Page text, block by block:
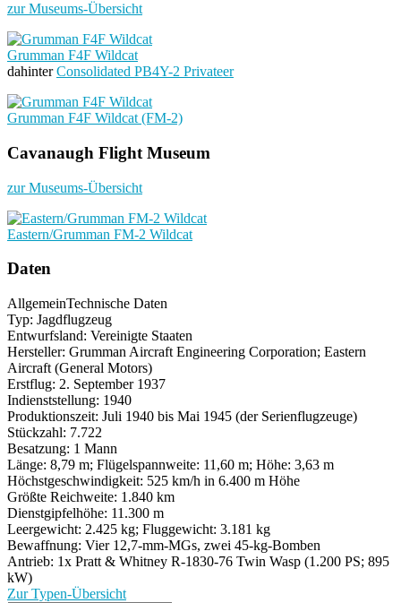
zur Museums-Übersicht
Grumman F4F Wildcat
dahinterConsolidated PB4Y-2 Privateer
Grumman F4F Wildcat (FM-2)
Cavanaugh Flight Museum
zur Museums-Übersicht
Eastern/Grumman FM-2 Wildcat
Daten
AllgemeinTechnische Daten
Typ: Jagdflugzeug
Entwurfsland: Vereinigte Staaten
Hersteller: Grumman Aircraft Engineering Corporation; Eastern
Aircraft (General Motors)
Erstflug: 2. September 1937
Indienststellung: 1940
Produktionszeit: Juli 1940 bis Mai 1945 (der Serienflugzeuge)
Stückzahl: 7.722
Besatzung: 1 Mann
Länge: 8,79 m; Flügelspannweite: 11,60 m; Höhe: 3,63 m
Höchstgeschwindigkeit: 525 km/h in 6.400 m Höhe
Größte Reichweite: 1.840 km
Dienstgipfelhöhe: 11.300 m
Leergewicht: 2.425 kg; Fluggewicht: 3.181 kg
Bewaffnung: Vier 12,7-mm-MGs, zwei 45-kg-Bomben
Antrieb: 1x Pratt & Whitney R-1830-76 Twin Wasp (1.200 PS; 895
kW)
Zur Typen-Übersicht